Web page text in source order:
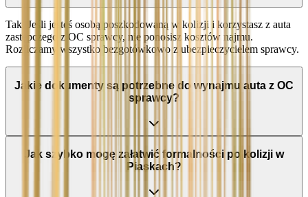
Tak. Jeśli jesteś osobą poszkodowaną w kolizji i korzystasz z auta
zastępczego z OC sprawcy, nie ponosisz kosztów najmu.
Rozliczamy wszystko bezgotówkowo z ubezpieczycielem sprawcy.
Jakie dokumenty są potrzebne do wynajmu auta z OC
sprawcy?
Jak szybko mogę załatwić formalności po kolizji w
Piaskach?